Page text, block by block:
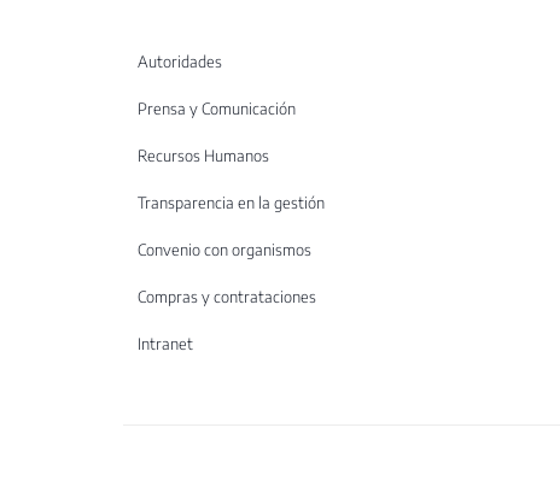
Autoridades
Prensa y Comunicación
Recursos Humanos
Transparencia en la gestión
Convenio con organismos
Compras y contrataciones
Intranet